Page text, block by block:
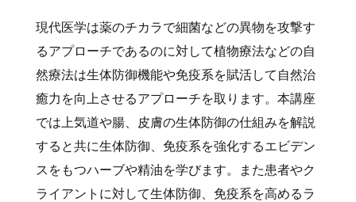
現代医学は薬のチカラで細菌などの異物を攻撃す
るアプローチであるのに対して植物療法などの自
然療法は生体防御機能や免疫系を賦活して自然治
癒力を向上させるアプローチを取ります。本講座
では上気道や腸、皮膚の生体防御の仕組みを解説
すると共に生体防御、免疫系を強化するエビデン
スをもつハーブや精油を学びます。また患者やク
ライアントに対して生体防御、免疫系を高めるラ